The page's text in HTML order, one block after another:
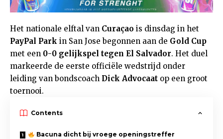
Het nationale elftal van Curaçao is dinsdag in het
PayPal Park in San Jose begonnen aan de Gold Cup
met een 0-0 gelijkspel tegen El Salvador. Het duel
markeerde de eerste officiële wedstrijd onder
leiding van bondscoach Dick Advocaat op een groot
toernooi.
Contents
Bacuna dicht bij vroege openingstreffer